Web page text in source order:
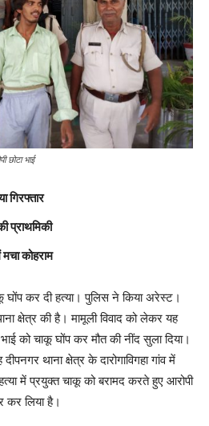
छोटा भाई
गिरफ्तार
प्राथमिकी
कोहराम
घोंप कर दी हत्या। पुलिस ने किया अरेस्ट।
क्षेत्र की है। मामूली विवाद को लेकर यह
को चाकू घोंप कर मौत की नींद सुला दिया।
थाना क्षेत्र के दारोगाविगहा गांव में
में प्रयुक्त चाकू को बरामद करते हुए आरोपी
कर लिया है।